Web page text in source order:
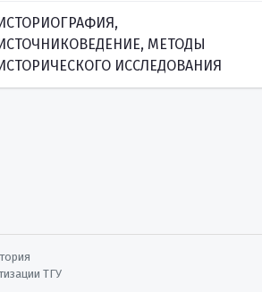
МЕТОДЫ
ИССЛЕДОВАНИЯ
ТГУ